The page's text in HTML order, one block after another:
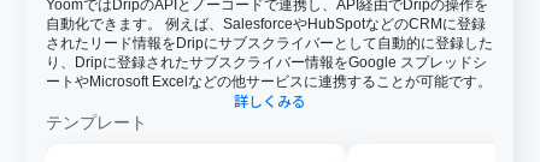
YoomではDripのAPIとノーコードで連携し、API経由でDripの操作を
自動化できます。 例えば、SalesforceやHubSpotなどのCRMに登録
されたリード情報をDripにサブスクライバーとして自動的に登録した
り、Dripに登録されたサブスクライバー情報をGoogle スプレッドシ
ートやMicrosoft Excelなどの他サービスに連携することが可能です。
詳しくみる
テンプレート